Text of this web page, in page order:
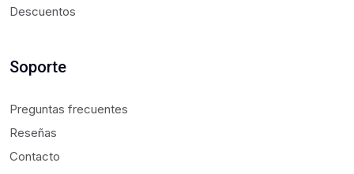
Descuentos
Soporte
Preguntas frecuentes
Reseñas
Contacto